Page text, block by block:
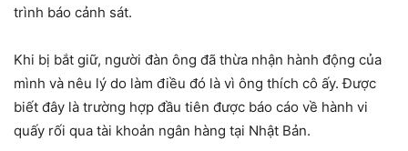
trình báo cảnh sát.
Khi bị bắt giữ, người đàn ông đã thừa nhận hành động của
mình và nêu lý do làm điều đó là vì ông thích cô ấy. Được
biết đây là trường hợp đầu tiên được báo cáo về hành vi
quấy rối qua tài khoản ngân hàng tại Nhật Bản.